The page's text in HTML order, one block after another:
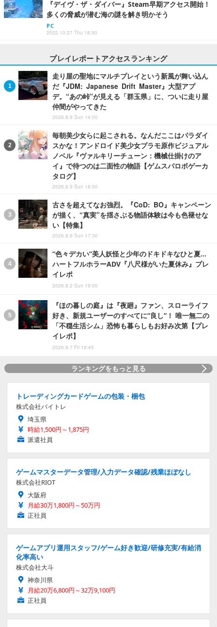
『デイヴ・ザ・ダイバー』Steam早期アクセス開始！
多くの脅威が潜む海の謎を解き明かそう
PC
2022.10.27 Thu 18:00
プレイレポートアクセスランキング
走り屋の聖地にマルチプレイという新風が舞い込ん
だ『JDM: Japanese Drift Master』大型アプ
デ。“あの峠”が見える「群玉県」に、ついに走り屋
仲間がやってきた
2026.8.9 Sun 14:00
毎朝美少女らに起こされる。なんだここはパラダイ
スかな！アンドロイド美少女プラモ原作ビジュアル
ノベル『ヴァルキリーチューン：機械仕掛けのア
イ』で待つのは二面性の物語【ゲムスパロボゲーカ
タログ】
2026.8.9 Sun 18:00
古さを超えてなお強烈。『CoD: BO』キャンペーン
が描く、“真実”を揺さぶる物語体験は今も色褪せな
い【特集】
2026.8.9 Sun 17:30
“色々デカい”美人妖怪と少年のドキドキなひと夏…
ハートフルホラーADV『八尺様がいた夏休み』プレ
イレポ
2026.8.2 Sun 19:00
『ほの暮しの庭』は『夜廻』ファン、スローライフ
好き、新規ユーザーのすべてに“良し”！ 唯一無二の
「不穏生活シム」恐怖も暮らしもお好み次第【プレ
イレポ】
2026.8.7 Fri 19:45
ランキングをもっと見る
トレーディングカードゲームの包装・梱包
株式会社バイトレ
埼玉県
時給1,500円～1,875円
派遣社員
ゲームマスターデータ管理/入力データ確認/残業ほぼなし
株式会社RIOT
大阪府
月給30万1,800円～50万円
正社員
ゲームアプリ運用スタッフ/ゲーム好き歓迎/研修充実/有給消
化率高い
株式会社大斗
神奈川県
月給20万6,800円～32万9,100円
正社員